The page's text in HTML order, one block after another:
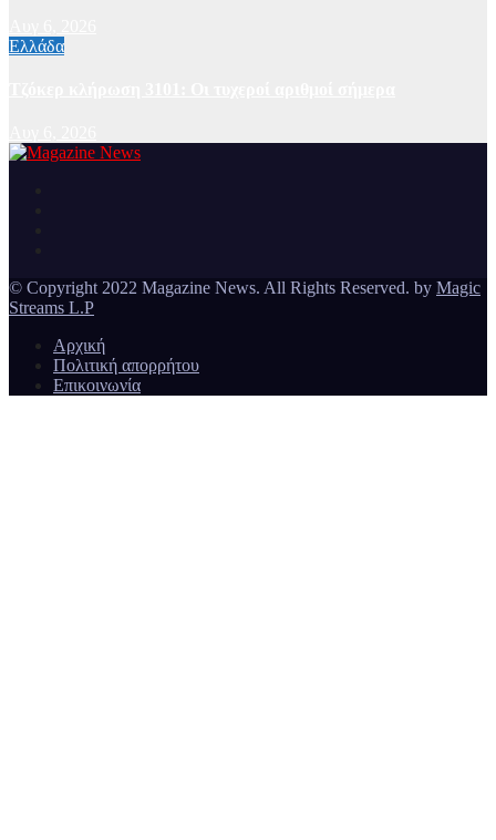
Ελλάδα
© Copyright 2022 Magazine News. All Rights Reserved. by Magic
Streams L.P
Αρχική
Πολιτική απορρήτου
Επικοινωνία